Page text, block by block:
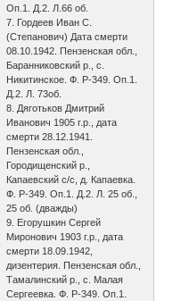
Оп.1. Д.2. Л.66 об.
7. Гордеев Иван С.
(Степанович) Дата смерти
08.10.1942. Пензенская обл.,
Баранниковский р., с.
Никитинское. Ф. Р-349. Оп.1.
Д.2. Л. 73об.
8. Дяготьков Дмитрий
Иванович 1905 г.р., дата
смерти 28.12.1941.
Пензенская обл.,
Городищенский р.,
Капаевский с/с, д. Капаевка.
Ф. Р-349. Оп.1. Д.2. Л. 25 об.,
25 об. (дважды)
9. Егорушкин Сергей
Миронович 1903 г.р., дата
смерти 18.09.1942,
дизентерия. Пензенская обл.,
Тамалинский р., с. Малая
Сергеевка. Ф. Р-349. Оп.1.